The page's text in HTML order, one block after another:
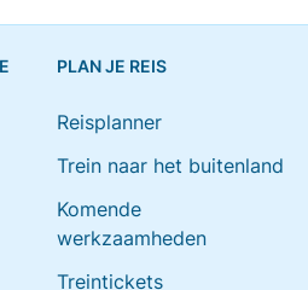
PLAN JE REIS
Reisplanner
Trein naar het buitenland
Komende
werkzaamheden
Treintickets